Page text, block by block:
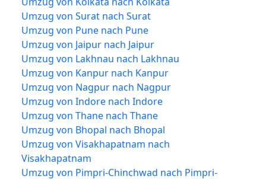
Umzug von Surat nach Surat
Umzug von Pune nach Pune
Umzug von Jaipur nach Jaipur
Umzug von Lakhnau nach Lakhnau
Umzug von Kanpur nach Kanpur
Umzug von Nagpur nach Nagpur
Umzug von Indore nach Indore
Umzug von Thane nach Thane
Umzug von Bhopal nach Bhopal
Umzug von Visakhapatnam nach
Visakhapatnam
Umzug von Pimpri-Chinchwad nach Pimpri-